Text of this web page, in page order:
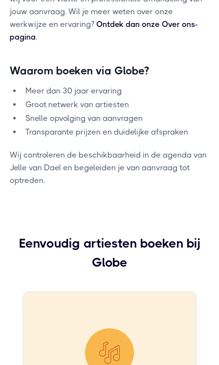
jouw aanvraag. Wil je meer weten over onze
werkwijze en ervaring? Ontdek dan onze Over ons-
pagina.
Waarom boeken via Globe?
Meer dan 30 jaar ervaring
Groot netwerk van artiesten
Snelle opvolging van aanvragen
Transparante prijzen en duidelijke afspraken
Wij controleren de beschikbaarheid in de agenda van
Jelle van Dael en begeleiden je van aanvraag tot
optreden.
Eenvoudig artiesten boeken bij
Globe